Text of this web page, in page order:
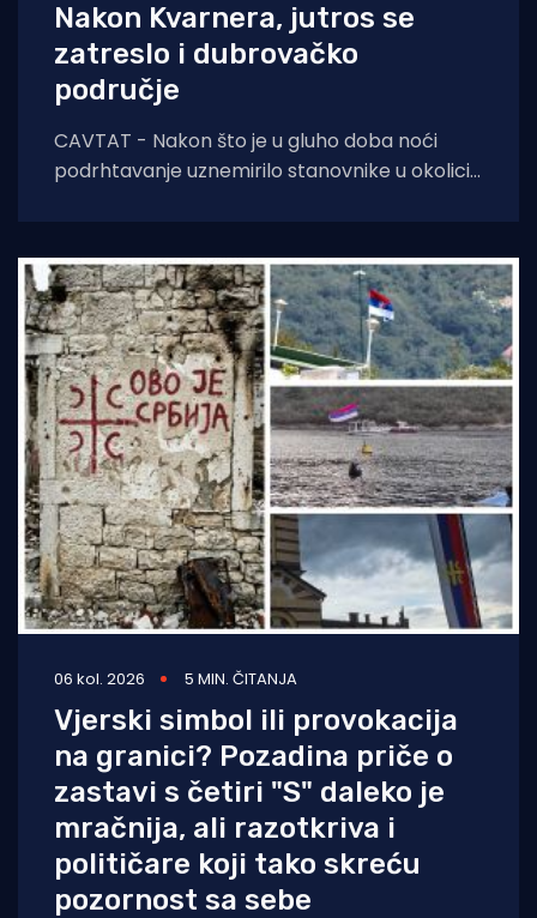
Nakon Kvarnera, jutros se
zatreslo i dubrovačko
područje
CAVTAT - Nakon što je u gluho doba noći
podrhtavanje uznemirilo stanovnike u okolici
06 kol. 2026 5 MIN. ČITANJA
Vjerski simbol ili provokacija
na granici? Pozadina priče o
zastavi s četiri "S" daleko je
mračnija, ali razotkriva i
političare koji tako skreću
pozornost sa sebe